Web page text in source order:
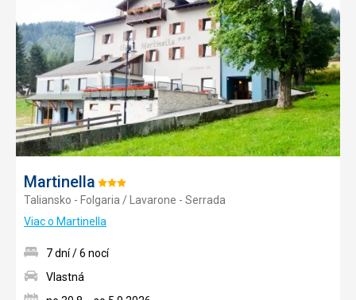
Martinella Hodnotenie:
3/5
Taliansko - Folgaria / Lavarone - Serrada
Viac o Martinella
do
7 dní / 6 nocí
Vlastná